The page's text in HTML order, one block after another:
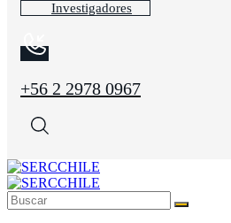
Investigadores
+56 2 2978 0967